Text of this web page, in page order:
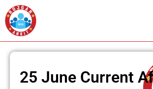
Skip
to
content
25 June Current